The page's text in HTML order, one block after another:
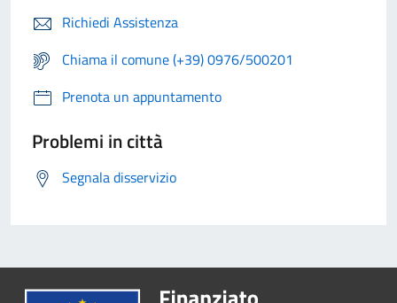
Richiedi Assistenza
Chiama il comune (+39) 0976/500201
Prenota un appuntamento
Problemi in città
Segnala disservizio